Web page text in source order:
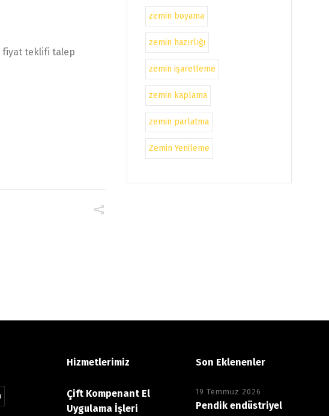
fiyat teklifi talep
zemin boyama
zemin hazırlığı
zemin işaretleme
zemin kaplama
zemin parlatma
Zemin Yenileme
Hizmetlerimiz
Çift Kompenant El
Uygulama İşleri
Son Eklenenler
19 Temmuz 2026
Pendik endüstriyel